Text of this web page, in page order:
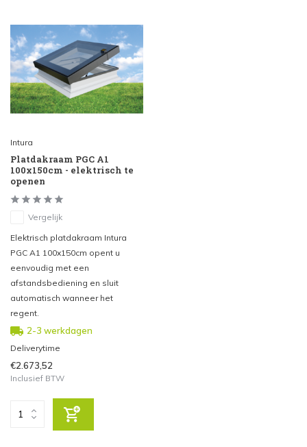
Intura
Platdakraam PGC A1
100x150cm - elektrisch te
openen
Vergelijk
Elektrisch platdakraam Intura
PGC A1 100x150cm opent u
eenvoudig met een
afstandsbediening en sluit
automatisch wanneer het
regent.
2-3 werkdagen
Deliverytime
€2.673,52
Inclusief BTW